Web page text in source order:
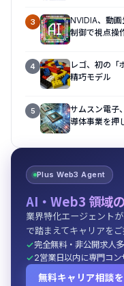
3
NVIDIA、動
制御で視点操
4
レゴ、初の「
精巧モデル
5
サムスン電子
導体事業を押
Plus Web3 Agent
AI・Web3 領域
業界特化エージェント
で踏まえてキャリアをご
完全無料・非公開求人
2営業日以内に専門コ
無料キャリア相談